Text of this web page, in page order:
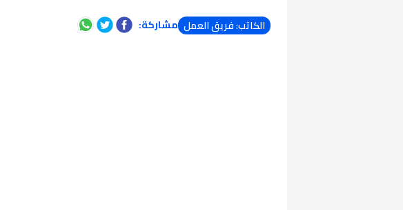
الكاتب: فريق العمل مشاركة: